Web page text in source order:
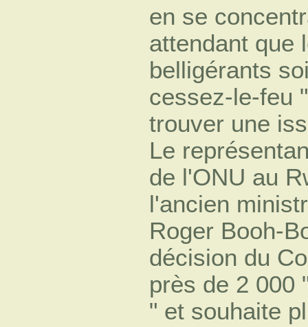
en se
attendant que
belligérants
cessez-le-feu
trouver une
Le
de l'ONU au
l'ancien
Roger Booh-
décision du
près de 2 000
" et souhaite